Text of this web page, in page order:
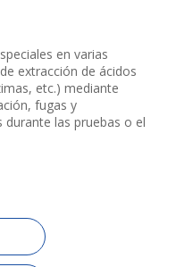
en varias
extracción de ácidos
etc.) mediante
fugas y
las pruebas o el